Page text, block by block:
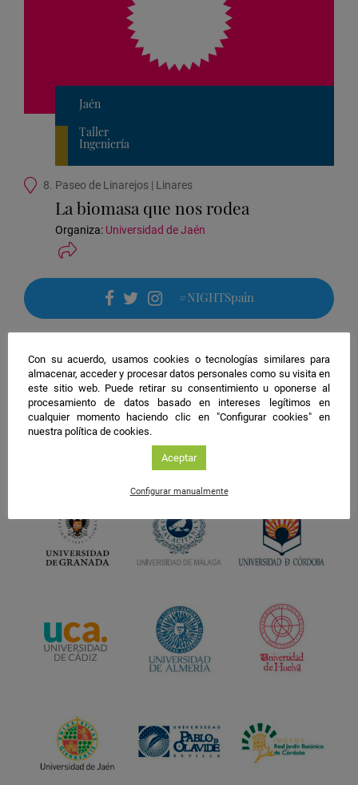
Jaén
Taller
Ingeniería
Ubicación
actividad
8. Paseo de Linarejos | Linares
La biomasa que nos rodea
Organiza: Universidad de Jaén
facebook
twitter
instagram
#NIGHTSpain
Con su acuerdo, usamos cookies o tecnologías similares para
almacenar, acceder y procesar datos personales como su visita en
este sitio web. Puede retirar su consentimiento u oponerse al
procesamiento de datos basado en intereses legítimos en
cualquier momento haciendo clic en "Configurar cookies" en
nuestra política de cookies.
Aceptar
Configurar manualmente